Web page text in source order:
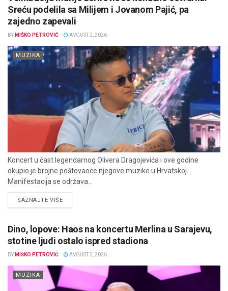
Sreću podelila sa Milijem i Jovanom Pajić, pa
zajedno zapevali
BY MIŠKO PETROVIĆ AVGUST 2, 2026
MUZIKA
Koncert u čast legendarnog Olivera Dragojevića i ove godine
okupio je brojne poštovaoce njegove muzike u Hrvatskoj.
Manifestacija se održava...
SAZNAJTE VIŠEDETAILS
Dino, lopove: Haos na koncertu Merlina u Sarajevu,
stotine ljudi ostalo ispred stadiona
BY MIŠKO PETROVIĆ AVGUST 2, 2026
MUZIKA